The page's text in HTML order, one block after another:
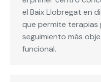
el Baix Llobregat en
que permite terapias
seguimiento más
funcional.